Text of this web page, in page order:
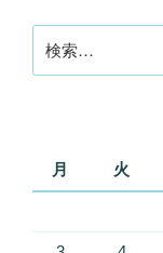
索:
月
火